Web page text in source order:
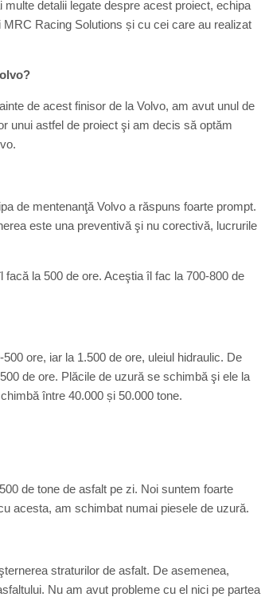
detalii legate despre acest proiect, echipa
Racing Solutions și cu cei care au realizat
de acest finisor de la Volvo, am avut unul de
unui astfel de proiect şi am decis să optăm
de mentenanţă Volvo a răspuns foarte prompt.
este una preventivă şi nu corectivă, lucrurile
la 500 de ore. Aceştia îl fac la 700-800 de
ore, iar la 1.500 de ore, uleiul hidraulic. De
de ore. Plăcile de uzură se schimbă şi ele la
între 40.000 și 50.000 tone.
de tone de asfalt pe zi. Noi suntem foarte
acesta, am schimbat numai piesele de uzură.
straturilor de asfalt. De asemenea,
Nu am avut probleme cu el nici pe partea